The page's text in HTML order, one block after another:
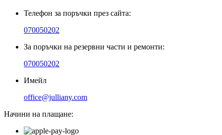
Телефон за поръчки през сайта:
070050202
За поръчки на резервни части и ремонти:
070050202
Имейл
office@julliany.com
Начини на плащане: